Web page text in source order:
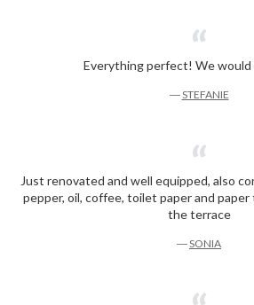
Everything perfect! We would
―STEFANIE
Just renovated and well equipped, also
pepper, oil, coffee, toilet paper and
the terrace
―SONIA